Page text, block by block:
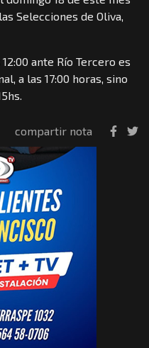
Selecciones de Oliva,
ante Río Tercero es
a las 17:00 horas, sino
compartir nota